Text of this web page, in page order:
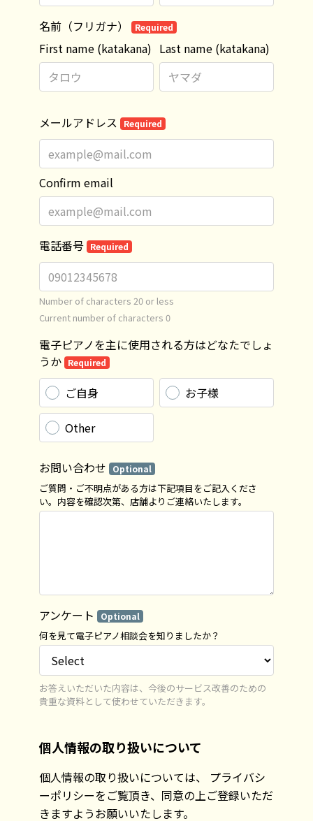
名前（フリガナ） Required
Last name (katakana)
First name (katakana)
メールアドレス Required
Confirm email
電話番号 Required
Number of characters 20 or less
Current number of characters 0
電子ピアノを主に使用される方はどなたでしょ
うか Required
ご自身 お子様
Other
お問い合わせ Optional
ご質問・ご不明点がある方は下記項目をご記入くださ
い。内容を確認次第、店舗よりご連絡いたします。
アンケート Optional
何を見て電子ピアノ相談会を知りましたか？
お答えいただいた内容は、今後のサービス改善のための
貴重な資料として使わせていただきます。
個人情報の取り扱いについて
個人情報の取り扱いについては、 プライバシ
ーポリシーをご覧頂き、同意の上ご登録いただ
きますようお願いいたします。